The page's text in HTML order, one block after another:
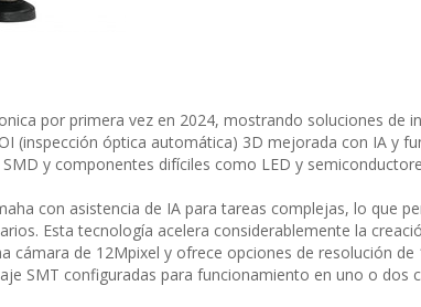
por primera vez en 2024, mostrando soluciones de
(inspección óptica automática) 3D mejorada con IA y
y componentes difíciles como LED y
con asistencia de IA para tareas complejas, lo que
Esta tecnología acelera considerablemente la
cámara de 12Mpixel y ofrece opciones de resolución
SMT configuradas para funcionamiento en uno o dos